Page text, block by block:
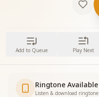
Add to Queue Play Next
Ringtone Available
Listen & download ringtone